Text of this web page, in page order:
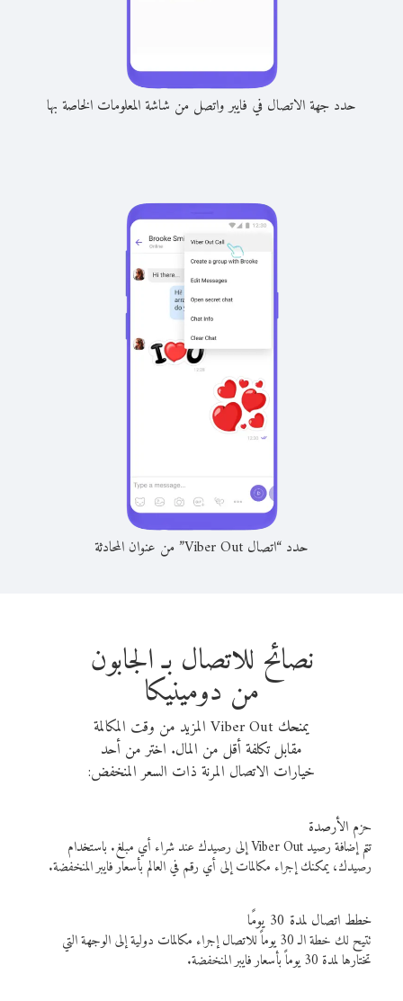
حدد جهة الاتصال في فايبر واتصل من شاشة المعلومات الخاصة بها
حدد “اتصال Viber Out” من عنوان المحادثة
نصائح للاتصال بـ الجابون
من دومينيكا
يمنحك Viber Out المزيد من وقت المكالمة
مقابل تكلفة أقل من المال. اختر من أحد
خيارات الاتصال المرنة ذات السعر المنخفض:
حزم الأرصدة
تتم إضافة رصيد Viber Out إلى رصيدك عند شراء أي مبلغ. باستخدام
رصيدك، يمكنك إجراء مكالمات إلى أي رقم في العالم بأسعار فايبر المنخفضة.
خطط اتصال لمدة 30 يومًا
تتيح لك خطة الـ 30 يوماً للاتصال إجراء مكالمات دولية إلى الوجهة التي
تختارها لمدة 30 يوماً بأسعار فايبر المنخفضة.